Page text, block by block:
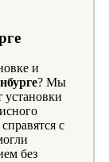
и
? Мы
установки
с
без